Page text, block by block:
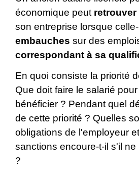
économique peut retrouver
son entreprise lorsque
embauches sur des
correspondant à sa
En quoi consiste la priorité
Que doit faire le salarié
bénéficier ? Pendant quel
de cette priorité ? Quelles
obligations de l'employeur
sanctions encoure-t-il s'il
?